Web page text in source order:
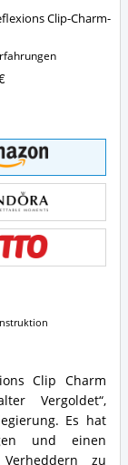
Clip-Charm-
Clip Charm
Vergoldet“,
Es hat
und einen
zu